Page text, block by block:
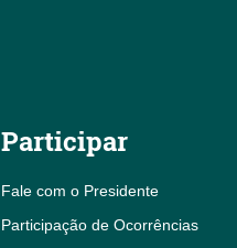
Participar
Fale com o Presidente
Participação de Ocorrências